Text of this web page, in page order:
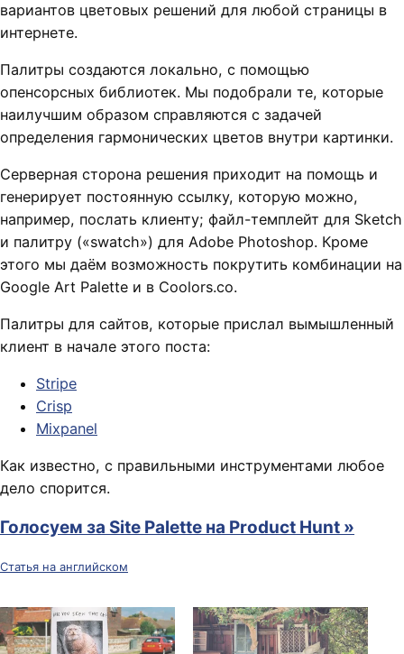
вариантов цветовых решений для любой страницы в
интернете.
Палитры создаются локально, с помощью
опенсорсных библиотек. Мы подобрали те, которые
наилучшим образом справляются с задачей
определения гармонических цветов внутри картинки.
Серверная сторона решения приходит на помощь и
генерирует постоянную ссылку, которую можно,
например, послать клиенту; файл-темплейт для Sketch
и палитру («swatch») для Adobe Photoshop. Кроме
этого мы даём возможность покрутить комбинации на
Google Art Palette и в Coolors.co.
Палитры для сайтов, которые прислал вымышленный
клиент в начале этого поста:
Stripe
Crisp
Mixpanel
Как известно, с правильными инструментами любое
дело спорится.
Голосуем за Site Palette на Product Hunt »
Статья на английском